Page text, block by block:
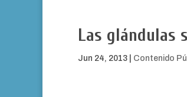
Las glándulas
Jun 24, 2013 Contenido